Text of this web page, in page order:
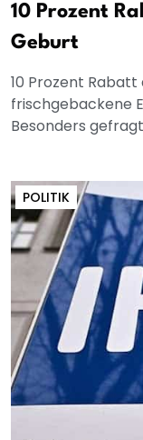
10 Prozent
Geburt
10 Prozent
frischgebackene
Besonders
POLITIK